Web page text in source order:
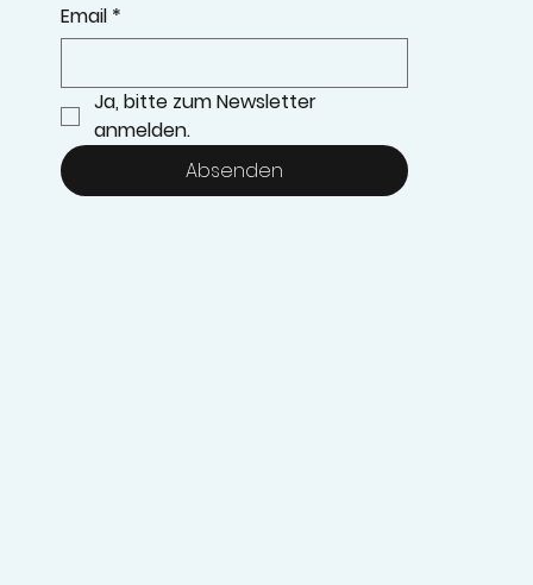
Schulschlussgottesdienst
Email *
Ja, bitte zum Newsletter
anmelden.
Absenden